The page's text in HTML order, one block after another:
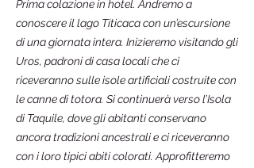
Prima colazione in hotel. Andremo a
conoscere il lago Titicaca con un’escursione
di una giornata intera. Inizieremo visitando gli
Uros, padroni di casa locali che ci
riceveranno sulle isole artificiali costruite con
le canne di totora. Si continuerà verso l’Isola
di Taquile, dove gli abitanti conservano
ancora tradizioni ancestrali e ci riceveranno
con i loro tipici abiti colorati. Approfitteremo